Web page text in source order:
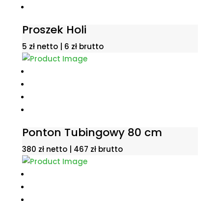
Proszek Holi
5 zł netto | 6 złbrutto
Ponton Tubingowy 80 cm
380 zł netto | 467 złbrutto